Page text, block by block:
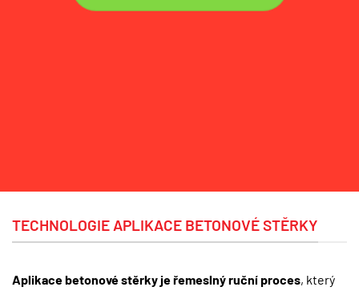
TECHNOLOGIE APLIKACE BETONOVÉ STĚRKY
Aplikace betonové stěrky je řemeslný ruční proces, který